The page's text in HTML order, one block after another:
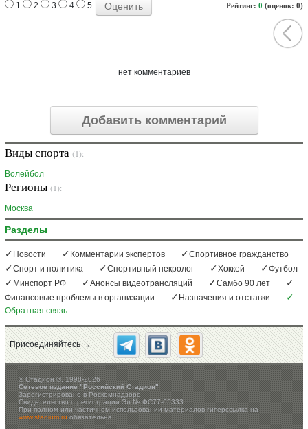
Рейтинг: 0 (оценок: 0)
1 2 3 4 5
нет комментариев
Добавить комментарий
Виды спорта (1):
Волейбол
Регионы (1):
Москва
Разделы
Новости Комментарии экспертов
Спортивное гражданство
Спорт и политика
Спортивный некролог Хоккей
Футбол
Минспорт РФ
Анонсы видеотрансляций
Самбо 90 лет
Финансовые проблемы в организации
Назначения и отставки
Обратная связь
Присоединяйтесь →
©Стадион ®, 1998-2026
Сетевое издание "Российский Стадион"
Зарегистрировано в Роскомнадзоре
Свидетельство о регистрации Эл № ФС77-65333
При полном или частичном использовании материалов гиперссылка на
www.stadium.ruобязательна